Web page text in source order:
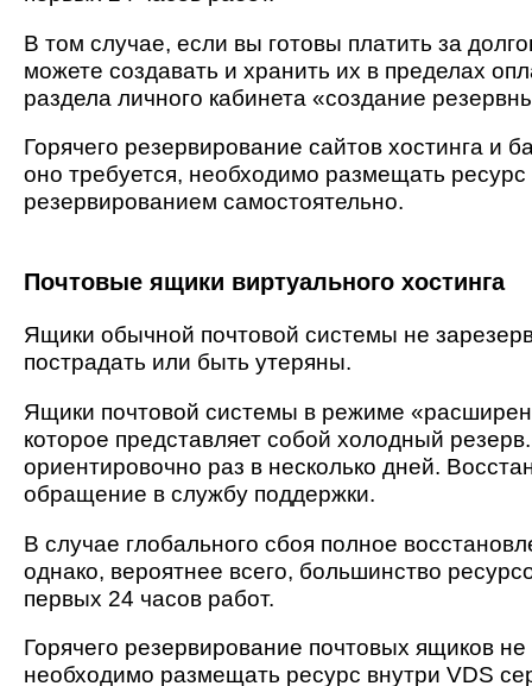
В том случае, если вы готовы платить за
можете создавать и хранить их в пределах
раздела личного кабинета «создание
Горячего резервирование сайтов хостинга и
оно требуется, необходимо размещать
резервированием самостоятельно.
Почтовые ящики виртуального хостинга
Ящики обычной почтовой системы не
пострадать или быть утеряны.
Ящики почтовой системы в режиме
которое представляет собой холодный
ориентировочно раз в несколько дней.
обращение в службу поддержки.
В случае глобального сбоя полное
однако, вероятнее всего, большинство
первых 24 часов работ.
Горячего резервирование почтовых ящиков
необходимо размещать ресурс внутри VDS